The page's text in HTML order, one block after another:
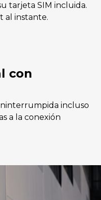
tarjeta SIM incluida.
al instante.
con
incluso
a la conexión